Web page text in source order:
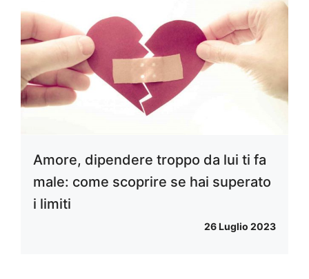
Amore, dipendere troppo da lui ti fa
male: come scoprire se hai superato
i limiti
26 Luglio 2023